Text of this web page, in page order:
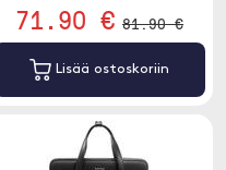
71.90 € 81.90 €
Lisää ostoskoriin